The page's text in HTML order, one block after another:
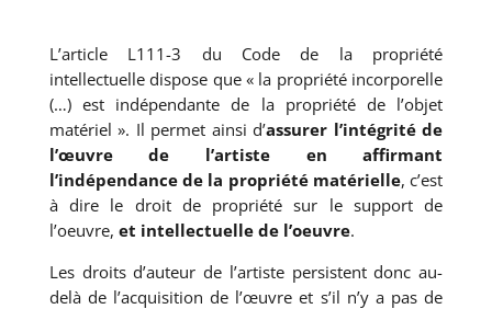
L’article L111-3 du Code de la propriété
intellectuelle dispose que « la propriété incorporelle
(…) est indépendante de la propriété de l’objet
matériel ». Il permet ainsi d’assurer l’intégrité de
l’œuvre de l’artiste en affirmant
l’indépendance de la propriété matérielle, c’est
à dire le droit de propriété sur le support de
l’oeuvre, et intellectuelle de l’oeuvre.
Les droits d’auteur de l’artiste persistent donc au-
delà de l’acquisition de l’œuvre et s’il n’y a pas de